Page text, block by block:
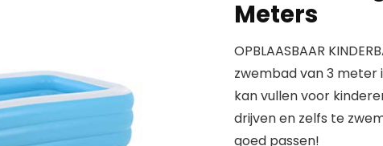
Meters
OPBLAASBAAR
zwembad van 3
kan vullen voor
drijven en zelfs te
goed passen!